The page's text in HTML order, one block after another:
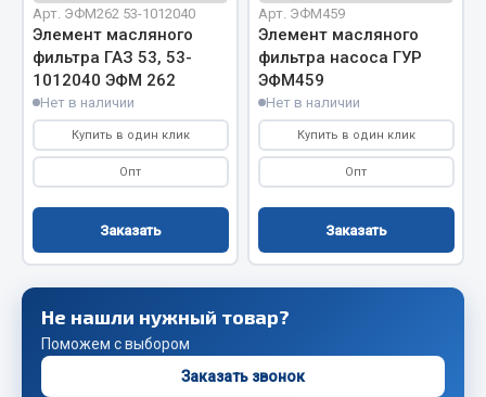
Ось передняя
Тормозная система
Электрооборудование
Показать ещё
Фильтры
Mann-filter
Vic
Автоторг
Арт. ЭФМ262 53-1012040
Элемент масляного
фильтра ГАЗ 53, 53-
1012040 ЭФМ 262
Нет в наличии
Купить в один клик
Опт
Заказать
Арт. ЭФМ459
Элемент масляного
фильтра насоса ГУР
ЭФМ459
Нет в наличии
Купить в один клик
Опт
Заказать
Не нашли нужный товар?
Поможем с выбором
Заказать звонок